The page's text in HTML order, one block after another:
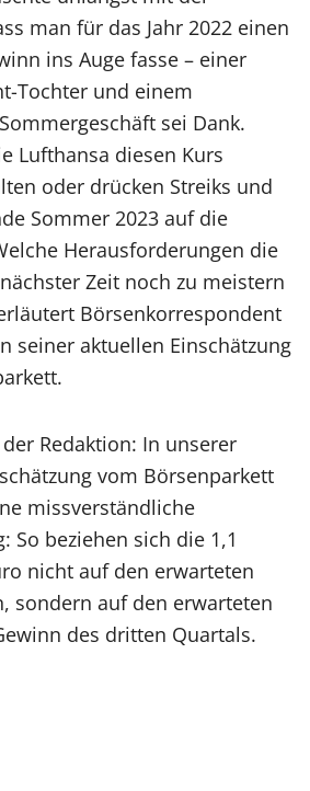
man für das Jahr 2022 einen
ins Auge fasse – einer
Tochter und einem
sei Dank.
Lufthansa diesen Kurs
oder drücken Streiks und
Sommer 2023 auf die
Herausforderungen die
Zeit noch zu meistern
Börsenkorrespondent
seiner aktuellen Einschätzung
Redaktion: In unserer
vom Börsenparkett
missverständliche
So beziehen sich die 1,1
nicht auf den erwarteten
sondern auf den erwarteten
des dritten Quartals.